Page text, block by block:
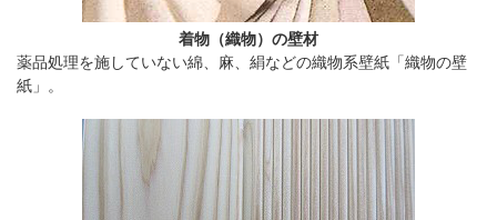
着物（織物）の壁材
薬品処理を施していない綿、麻、絹などの織物系壁紙「織物の壁
紙」。